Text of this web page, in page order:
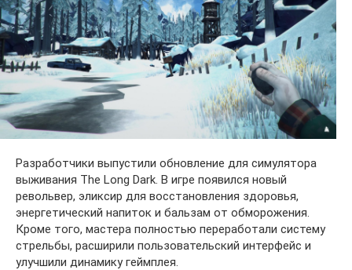
Разработчики выпустили обновление для симулятора
выживания The Long Dark. В игре появился новый
револьвер, эликсир для восстановления здоровья,
энергетический напиток и бальзам от обморожения.
Кроме того, мастера полностью переработали систему
стрельбы, расширили пользовательский интерфейс и
улучшили динамику геймплея.